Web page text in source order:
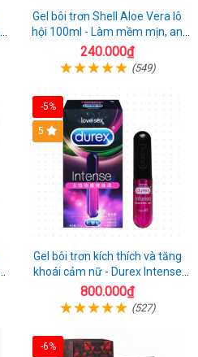
Gel bôi trơn Shell Aloe Vera lô
hội 100ml - Làm mềm mịn, an
toàn dịu nhẹ
240.000₫
(549)
-5%
Hot
5
Gel bôi trơn kích thích và tăng
khoái cảm nữ - Durex Intense
Orgasmic - Chai 10ml
800.000₫
(527)
-6%